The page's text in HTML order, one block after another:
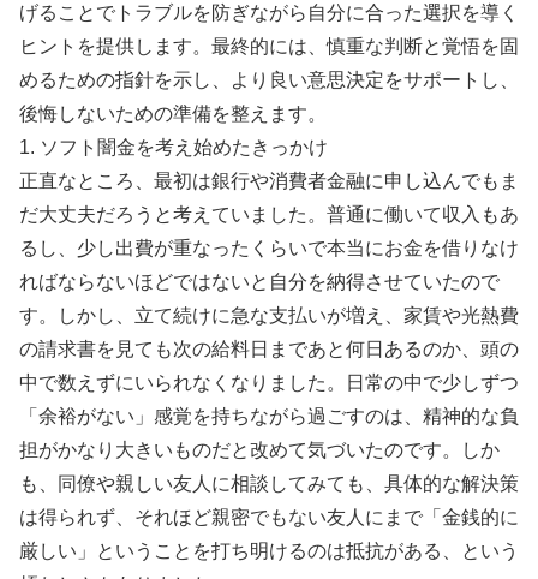
げることでトラブルを防ぎながら自分に合った選択を導く
ヒントを提供します。最終的には、慎重な判断と覚悟を固
めるための指針を示し、より良い意思決定をサポートし、
後悔しないための準備を整えます。
1. ソフト闇金を考え始めたきっかけ
正直なところ、最初は銀行や消費者金融に申し込んでもま
だ大丈夫だろうと考えていました。普通に働いて収入もあ
るし、少し出費が重なったくらいで本当にお金を借りなけ
ればならないほどではないと自分を納得させていたので
す。しかし、立て続けに急な支払いが増え、家賃や光熱費
の請求書を見ても次の給料日まであと何日あるのか、頭の
中で数えずにいられなくなりました。日常の中で少しずつ
「余裕がない」感覚を持ちながら過ごすのは、精神的な負
担がかなり大きいものだと改めて気づいたのです。しか
も、同僚や親しい友人に相談してみても、具体的な解決策
は得られず、それほど親密でもない友人にまで「金銭的に
厳しい」ということを打ち明けるのは抵抗がある、という